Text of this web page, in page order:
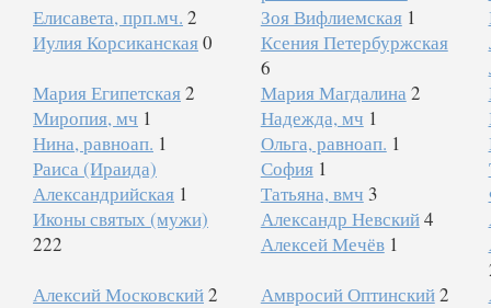
Елисавета, прп.мч. 2 Зоя Вифлиемская 1
Иулия Корсиканская0
Ксения Петербуржская
6
Мария Египетская2 Мария Магдалина 2
Миропия, мч 1 Надежда, мч 1
Нина, равноап. 1 Ольга, равноап. 1
Раиса (Ираида)
Александрийская 1
София 1
Татьяна, вмч 3
Иконы святых (мужи)
222
Александр Невский4
Алексей Мечёв 1
Алексий Московский2 Амвросий Оптинский2